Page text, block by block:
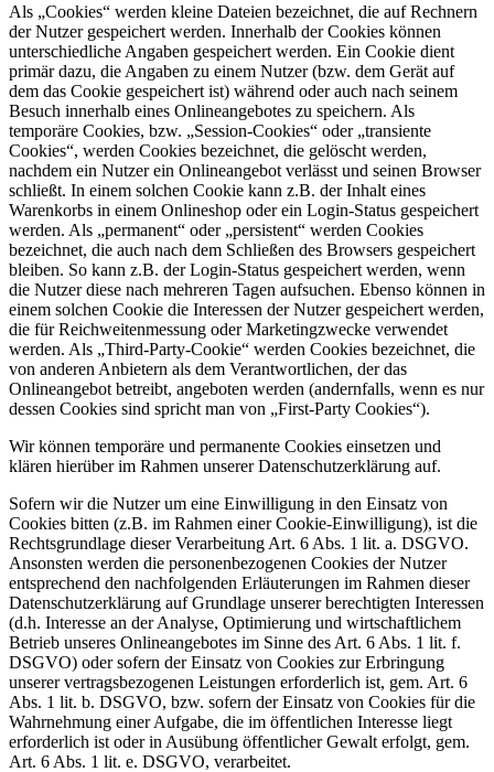
Als „Cookies“ werden kleine Dateien bezeichnet, die auf Rechnern
der Nutzer gespeichert werden. Innerhalb der Cookies können
unterschiedliche Angaben gespeichert werden. Ein Cookie dient
primär dazu, die Angaben zu einem Nutzer (bzw. dem Gerät auf
dem das Cookie gespeichert ist) während oder auch nach seinem
Besuch innerhalb eines Onlineangebotes zu speichern. Als
temporäre Cookies, bzw. „Session-Cookies“ oder „transiente
Cookies“, werden Cookies bezeichnet, die gelöscht werden,
nachdem ein Nutzer ein Onlineangebot verlässt und seinen Browser
schließt. In einem solchen Cookie kann z.B. der Inhalt eines
Warenkorbs in einem Onlineshop oder ein Login-Status gespeichert
werden. Als „permanent“ oder „persistent“ werden Cookies
bezeichnet, die auch nach dem Schließen des Browsers gespeichert
bleiben. So kann z.B. der Login-Status gespeichert werden, wenn
die Nutzer diese nach mehreren Tagen aufsuchen. Ebenso können in
einem solchen Cookie die Interessen der Nutzer gespeichert werden,
die für Reichweitenmessung oder Marketingzwecke verwendet
werden. Als „Third-Party-Cookie“ werden Cookies bezeichnet, die
von anderen Anbietern als dem Verantwortlichen, der das
Onlineangebot betreibt, angeboten werden (andernfalls, wenn es nur
dessen Cookies sind spricht man von „First-Party Cookies“).
Wir können temporäre und permanente Cookies einsetzen und
klären hierüber im Rahmen unserer Datenschutzerklärung auf.
Sofern wir die Nutzer um eine Einwilligung in den Einsatz von
Cookies bitten (z.B. im Rahmen einer Cookie-Einwilligung), ist die
Rechtsgrundlage dieser Verarbeitung Art. 6 Abs. 1 lit. a. DSGVO.
Ansonsten werden die personenbezogenen Cookies der Nutzer
entsprechend den nachfolgenden Erläuterungen im Rahmen dieser
Datenschutzerklärung auf Grundlage unserer berechtigten Interessen
(d.h. Interesse an der Analyse, Optimierung und wirtschaftlichem
Betrieb unseres Onlineangebotes im Sinne des Art. 6 Abs. 1 lit. f.
DSGVO) oder sofern der Einsatz von Cookies zur Erbringung
unserer vertragsbezogenen Leistungen erforderlich ist, gem. Art. 6
Abs. 1 lit. b. DSGVO, bzw. sofern der Einsatz von Cookies für die
Wahrnehmung einer Aufgabe, die im öffentlichen Interesse liegt
erforderlich ist oder in Ausübung öffentlicher Gewalt erfolgt, gem.
Art. 6 Abs. 1 lit. e. DSGVO, verarbeitet.